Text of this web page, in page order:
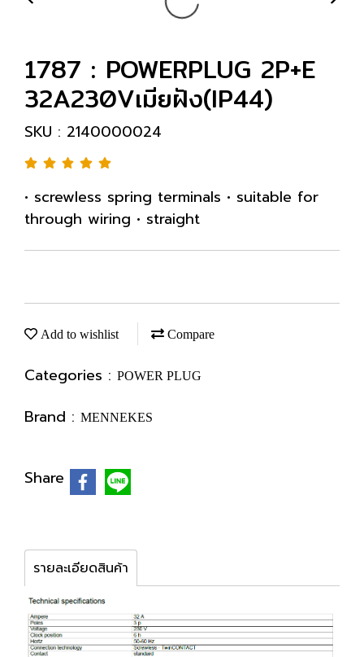
1787 : POWERPLUG 2P+E
32A230Vเมียฝัง(IP44)
SKU : 2140000024
• screwless spring terminals • suitable for
through wiring • straight
Add to wishlist Compare
Categories : POWER PLUG
Brand : MENNEKES
Share
รายละเอียดสินค้า